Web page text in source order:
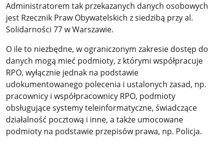
Administratorem tak przekazanych danych osobowych
jest Rzecznik Praw Obywatelskich z siedzibą przy al.
Solidarności 77 w Warszawie.
O ile to niezbędne, w ograniczonym zakresie dostęp do
danych mogą mieć podmioty, z którymi współpracuje
RPO, wyłącznie jednak na podstawie
udokumentowanego polecenia i ustalonych zasad, np.
pracownicy i współpracownicy RPO, podmioty
obsługujące systemy teleinformatyczne, świadczące
działalność pocztową i inne, a także umocowane
podmioty na podstawie przepisów prawa, np. Policja.